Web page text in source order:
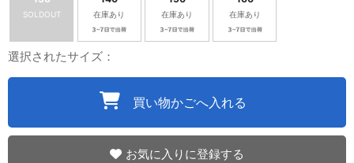
SOLDOUT 在庫あり 在庫あり 在庫あり
選択されたサイズ：
買い物かごへ入れる
お気に入りに登録する